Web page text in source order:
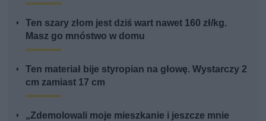
Ten szary złom jest dziś wart nawet 160 zł/kg.
Masz go mnóstwo w domu
Ten materiał bije styropian na głowę. Wystarczy 2
cm zamiast 17 cm
„Zdemolowali moje mieszkanie i jeszcze mnie